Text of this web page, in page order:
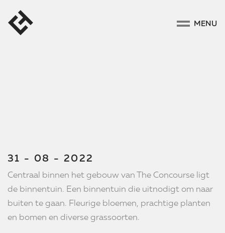
MENU
31 - 08 - 2022
Centraal binnen het gebouw van The Concourse ligt
de binnentuin. Een binnentuin die uitnodigt om naar
buiten te gaan. Fleurige bloemen, prachtige planten
en bomen en diverse grassoorten.